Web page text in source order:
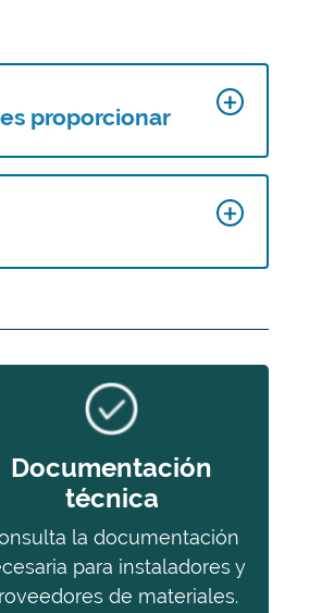
proporcionar
Documentación
técnica
la documentación
para instaladores y
de materiales.